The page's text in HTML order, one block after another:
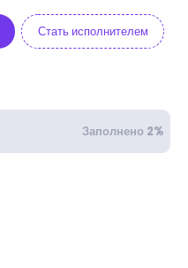
Стать исполнителем
Заполнено 2%